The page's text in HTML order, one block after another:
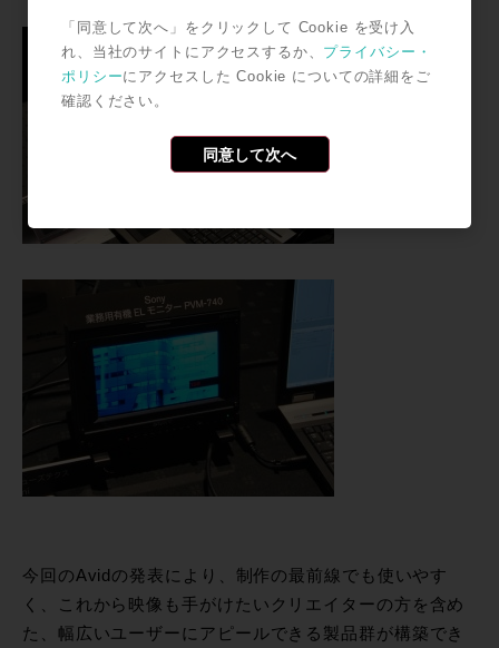
今回のAvidの発表により、制作の最前線でも使いやす
く、これから映像も手がけたいクリエイターの方を含め
た、幅広いユーザーにアピールできる製品群が構築でき
「同意して次へ」をクリックして Cookie を受け入
れ、当社のサイトにアクセスするか、 プライバシー・
ポリシーにアクセスした Cookie についての詳細をご
確認ください。
同意して次へ